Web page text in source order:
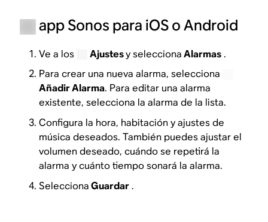
app Sonos para iOS o Android
Ve a los Ajustesy seleccionaAlarmas.
Para crear una nueva alarma, selecciona
Añadir Alarma. Para editar una alarma
existente, selecciona la alarma de la lista.
Configura la hora, habitación y ajustes de
música deseados. También puedes ajustar el
volumen deseado, cuándo se repetirá la
alarma y cuánto tiempo sonará la alarma.
SeleccionaGuardar.